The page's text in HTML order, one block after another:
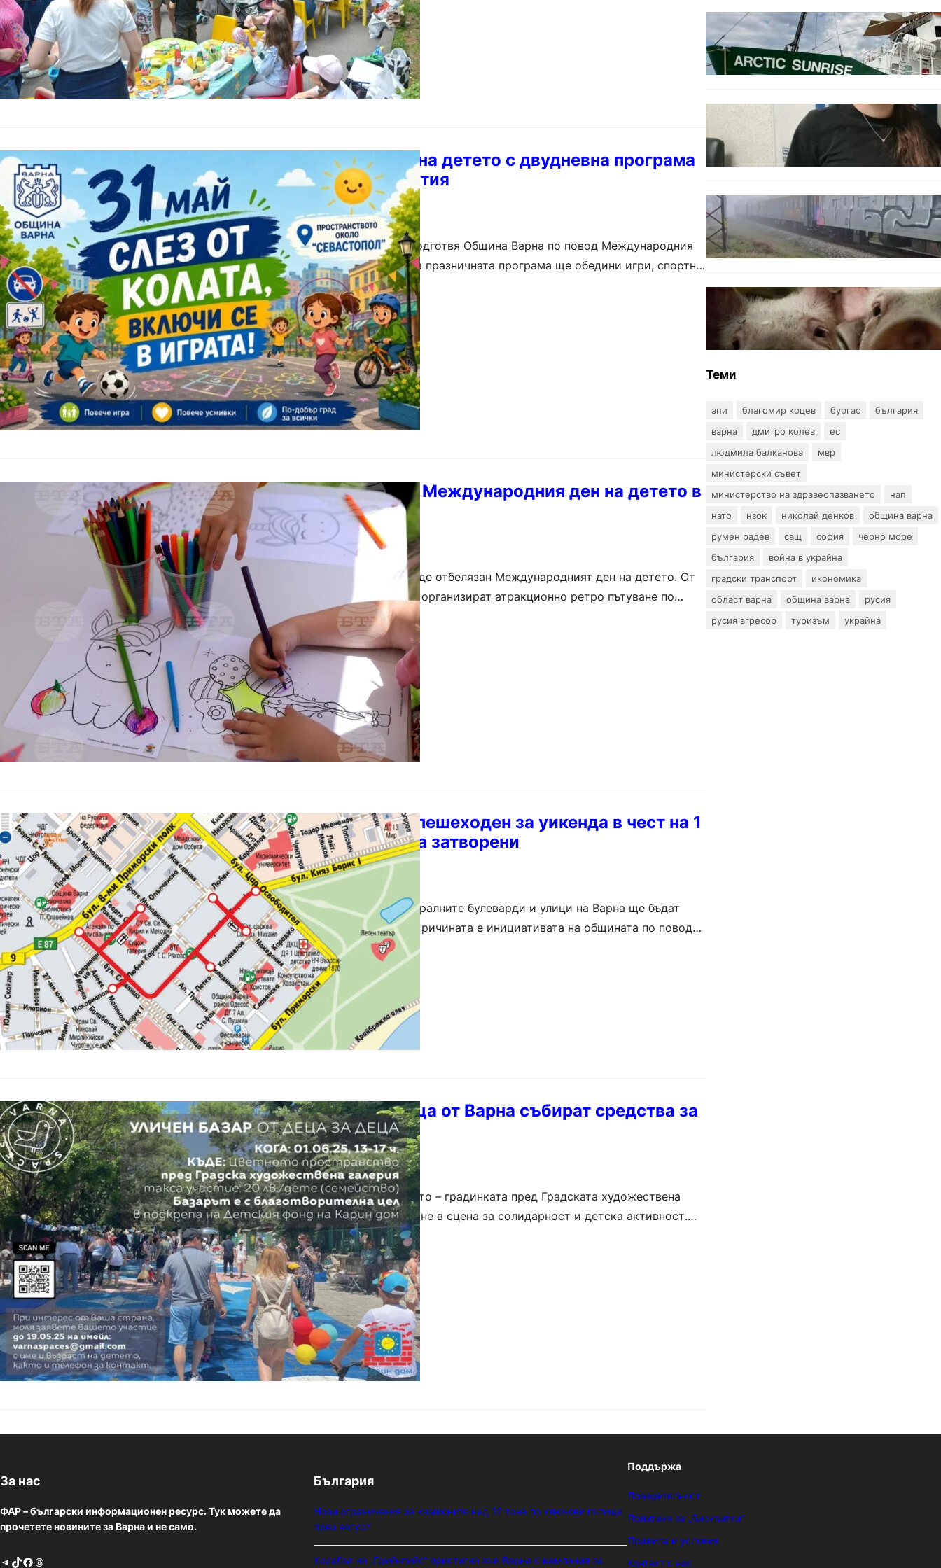
Варна ще отбележи Деня на детето с двудневна програма
и десетки безплатни събития
Общество–27.05.2026
Десетки прояви за деца и семейства подготвя Община Варна по повод Международния
ден на детето. За трета поредна година празничната програма ще обедини игри, спортни
занимания, образователни активности, концерти, театрални…
Празнични инициативи за Международния ден на детето в
цялата страна.
България –01.06.2025
С редица инициативи в страната ще бъде отбелязан Международният ден на детето. От
Български държавни железници (БДЖ) организират атракционно ретро пътуване по
маршрута София – Перник – София. Влакът ще…
Центърът на Варна става пешеходен за уикенда в чест на 1
юни – виж кои улици ще са затворени
Общество–31.05.2025
През предстоящия уикенд част от централните булеварди и улици на Варна ще бъдат
временно недостъпни за автомобили. Причината е инициативата на общината по повод
Международния ден на детето – „Слез…
Уличен базар с мисия: Деца от Варна събират средства за
връстници в нужда
Общество–30.05.2025
На 1 юни – Международния ден на детето – градинката пред Градската художествена
галерия „Борис Георгиев“ ще се превърне в сцена за солидарност и детска активност.
От 13:00 до 17:00…
БЪЛГАРИЯ
Корабът на „Грийнпийс“
пристигна във Варна с
кампания за опазване на
Черно море
ОБЩЕСТВО
Варненска ученичка създаде
интерактивна карта за сигнали
за проблеми с боклука
ОБЩЕСТВО
Бързият влак София – Варна
блъсна и уби жена край гара
Бутово
БЪЛГАРИЯ
БАБХ регистрира огнище на
африканска чума по свинете в
стопанство край Варна
Теми
апи благомир коцев бургас
българия
варна
дмитро колев
ес
людмила балканова
мвр
министерски съвет
министерство на здравеопазването
нап
нато
нзок николай денков
община варна
румен радев
сащ софия
черно море
българия
война в украйна
градски транспорт
икономика
област варна
община варна
русия
русия агресор
туризъм украйна
За нас
ФАР – български информационен ресурс. Тук можете да
прочетете новините за Варна и не само.
Telegram TikTok Facebook Threads
България
Нови ограничения за камионите над 12 тона по ключови пътища
през август
Корабът на „Грийнпийс“ пристигна във Варна с кампания за
Поддържа
Поверителност
Политика за „бисквитки“
Правила и условия
Контакт с нас